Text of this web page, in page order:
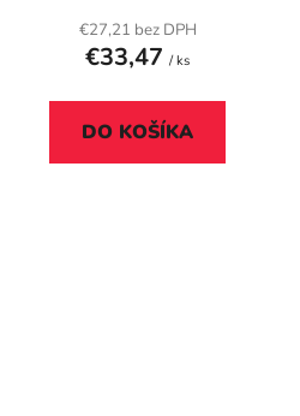
€27,21 bez DPH
€33,47 / ks
DO KOŠÍKA